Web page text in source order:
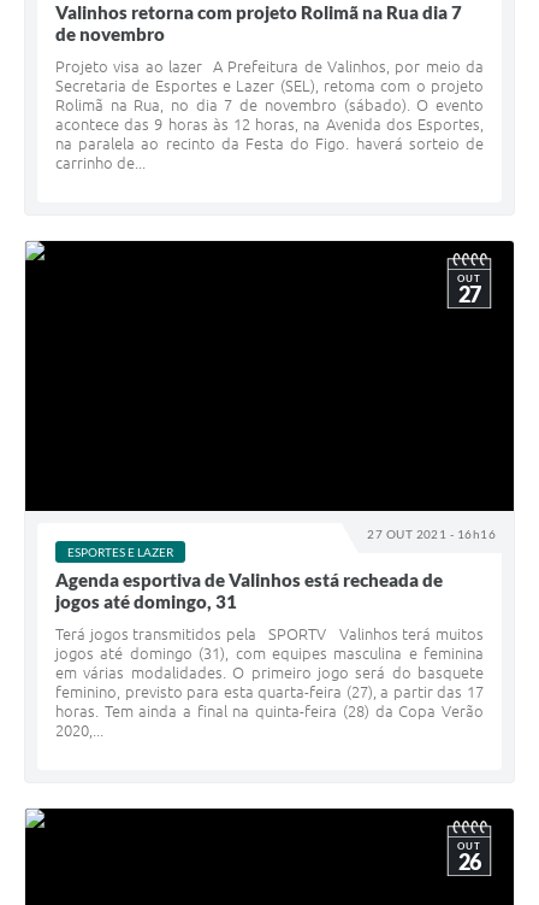
Valinhos retorna com projeto Rolimã na Rua dia 7
de novembro
Projeto visa ao lazer A Prefeitura de Valinhos, por meio da
Secretaria de Esportes e Lazer (SEL), retoma com o projeto
Rolimã na Rua, no dia 7 de novembro (sábado). O evento
acontece das 9 horas às 12 horas, na Avenida dos Esportes,
na paralela ao recinto da Festa do Figo. haverá sorteio de
carrinho de...
27 OUT 2021 - 16h16
OUT
27
ESPORTES E LAZER
Agenda esportiva de Valinhos está recheada de
jogos até domingo, 31
Terá jogos transmitidos pela SPORTV Valinhos terá muitos
jogos até domingo (31), com equipes masculina e feminina
em várias modalidades. O primeiro jogo será do basquete
feminino, previsto para esta quarta-feira (27), a partir das 17
horas. Tem ainda a final na quinta-feira (28) da Copa Verão
2020,...
OUT
26